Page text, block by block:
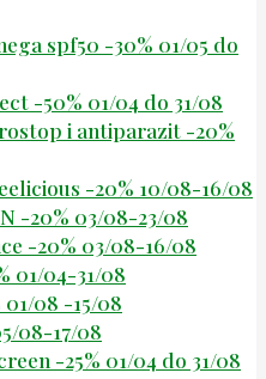
spf50 -30% 01/05 do
-50% 01/04 do 31/08
i antiparazit -20%
-20% 10/08-16/08
-20% 03/08-23/08
-20% 03/08-16/08
01/04-31/08
01/08 -15/08
08-17/08
-25% 01/04 do 31/08